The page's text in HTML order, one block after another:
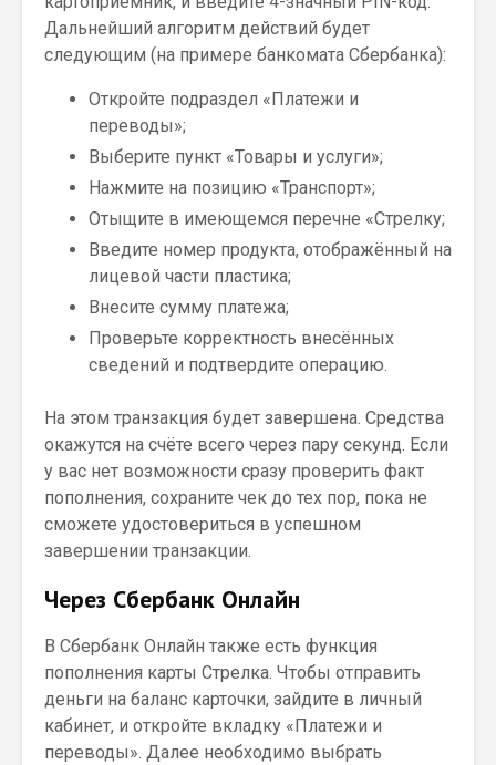
Дальнейший алгоритм действий будет
следующим (на примере банкомата Сбербанка):
Откройте подраздел «Платежи и
переводы»;
Выберите пункт «Товары и услуги»;
Нажмите на позицию «Транспорт»;
Отыщите в имеющемся перечне «Стрелку;
Введите номер продукта, отображённый на
лицевой части пластика;
Внесите сумму платежа;
Проверьте корректность внесённых
сведений и подтвердите операцию.
На этом транзакция будет завершена. Средства
окажутся на счёте всего через пару секунд. Если
у вас нет возможности сразу проверить факт
пополнения, сохраните чек до тех пор, пока не
сможете удостовериться в успешном
завершении транзакции.
Через Сбербанк Онлайн
В Сбербанк Онлайн также есть функция
пополнения карты Стрелка. Чтобы отправить
деньги на баланс карточки, зайдите в личный
кабинет, и откройте вкладку «Платежи и
переводы». Далее необходимо выбрать